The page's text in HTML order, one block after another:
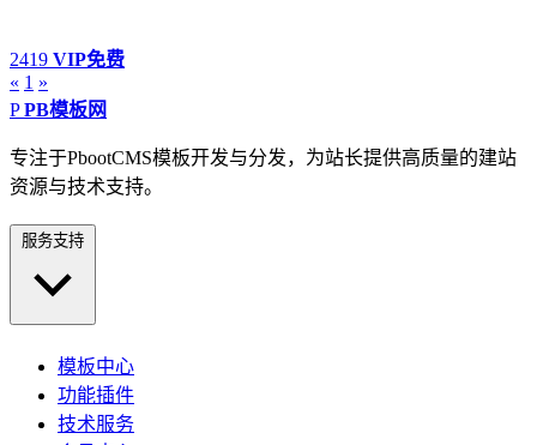
2419 VIP免费
« 1 »
P PB模板网
专注于PbootCMS模板开发与分发，为站长提供高质量的建站
资源与技术支持。
服务支持
模板中心
功能插件
技术服务